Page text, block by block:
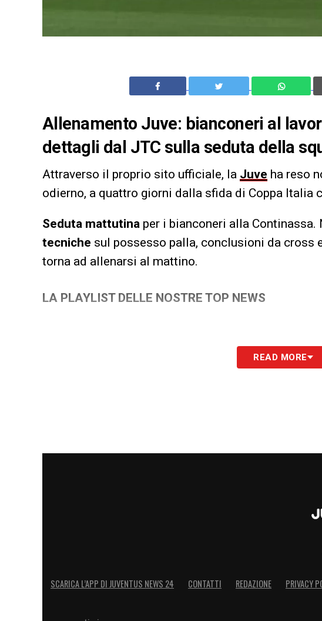
Allenamento Juve: bianconeri al
dettagli dal JTC sulla seduta della
Attraverso il proprio sito ufficiale, la Juve ha reso
odierno, a quattro giorni dalla sfida di Coppa Italia
Seduta mattutina per i bianconeri alla Continassa.
tecniche sul possesso palla, conclusioni da cross
torna ad allenarsi al mattino.
LA PLAYLIST DELLE NOSTRE TOP NEWS
READ MORE
SCARICA L’APP DI JUVENTUS NEWS 24 CONTATTI REDAZIONE PRIVACY